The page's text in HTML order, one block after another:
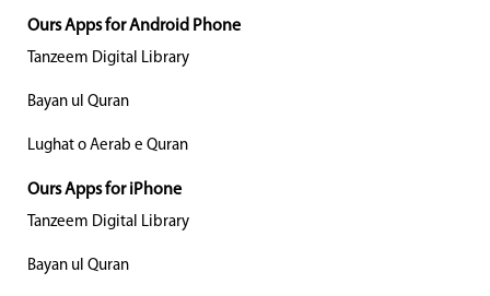
Ours Apps for Android Phone
Tanzeem Digital Library
Bayan ul Quran
Lughat o Aerab e Quran
Ours Apps for iPhone
Tanzeem Digital Library
Bayan ul Quran